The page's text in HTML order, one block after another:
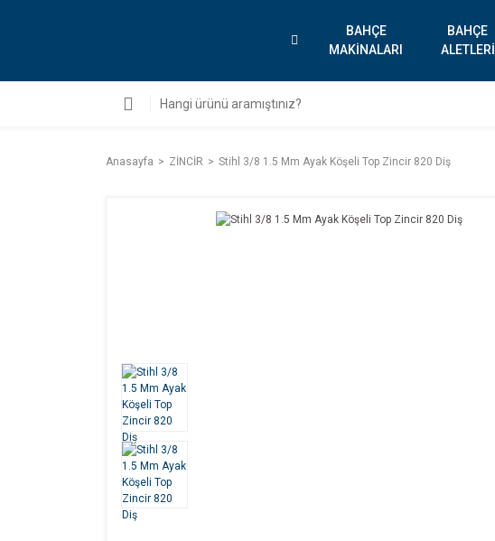
BAHÇE
MAKİNALARI
BAHÇE
ALETLERİ
Anasayfa ZİNCİR Stihl 3/8 1.5 Mm Ayak Köşeli Top Zincir 820 Diş